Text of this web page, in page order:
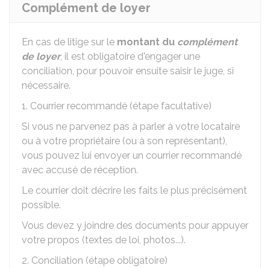
Complément de loyer
En cas de litige sur le montant du complément
de loyer, il est obligatoire d'engager une
conciliation, pour pouvoir ensuite saisir le juge, si
nécessaire.
1. Courrier recommandé (étape facultative)
Si vous ne parvenez pas à parler à votre locataire
ou à votre propriétaire (ou à son représentant),
vous pouvez lui envoyer un courrier recommandé
avec accusé de réception.
Le courrier doit décrire les faits le plus précisément
possible.
Vous devez y joindre des documents pour appuyer
votre propos (textes de loi, photos...).
2. Conciliation (étape obligatoire)